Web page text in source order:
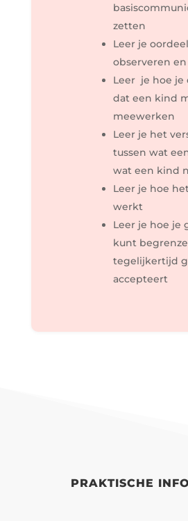
zetten
Leer je
observeren
Leer je hoe je
dat een kind
meewerken
Leer je het
tussen wat
wat een kind
Leer je hoe
werkt
Leer je hoe je
kunt
tegelijkertijd
accepteert
PRAKTISCHE